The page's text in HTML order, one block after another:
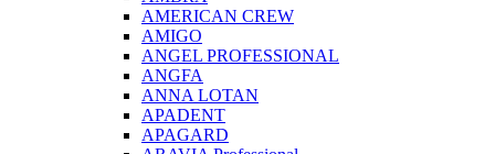
AMERICAN CREW
AMIGO
ANGEL PROFESSIONAL
ANGFA
ANNA LOTAN
APADENT
APAGARD